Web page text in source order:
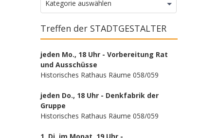
Kategorie auswählen
Treffen der STADTGESTALTER
jeden Mo., 18 Uhr - Vorbereitung Rat
und Ausschüsse
Historisches Rathaus Räume 058/059
jeden Do., 18 Uhr - Denkfabrik der
Gruppe
Historisches Rathaus Räume 058/059